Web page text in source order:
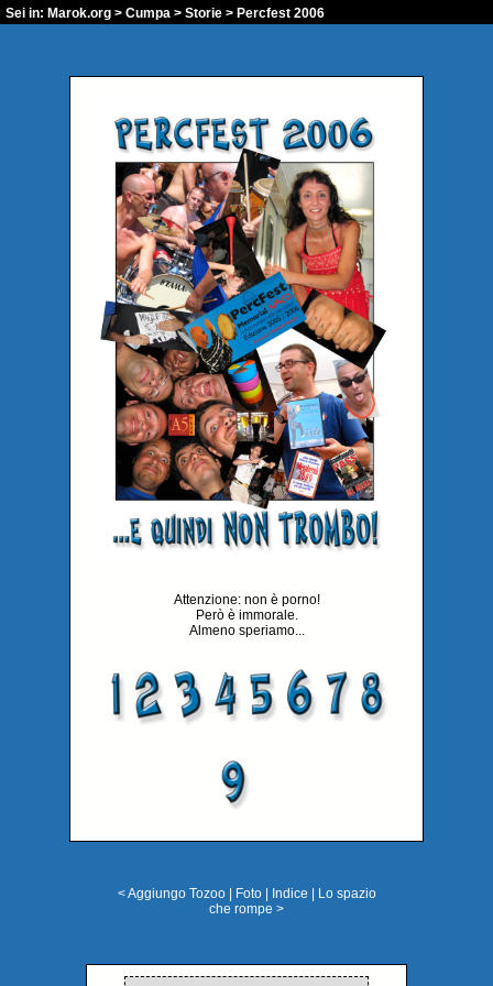
Sei in: Marok.org > Cumpa > Storie > Percfest 2006
Attenzione: non è porno!
Però è immorale.
Almeno speriamo...
< Aggiungo Tozoo| Foto| Indice
Lo spazio
che rompe >